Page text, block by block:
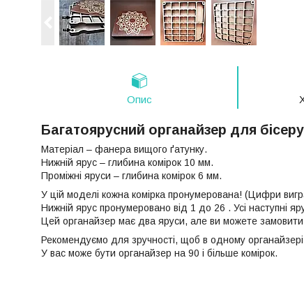
Опис
Багатоярусний органайзер для
Матеріал – фанера вищого ґатунку.
Нижній ярус – глибина комірок 10 мм.
Проміжні яруси – глибина комірок 6 мм.
У цій моделі кожна комірка пронумерована! (Цифри
Нижній ярус пронумеровано від 1 до 26 . Усі наступні
Цей органайзер має два яруси, але ви можете замовити
Рекомендуємо для зручності, щоб в одному
У вас може бути органайзер на 90 і більше комірок.